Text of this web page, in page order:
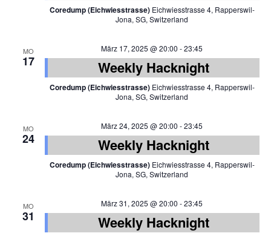
Coredump (Eichwiesstrasse) Eichwiesstrasse 4, Rapperswil-
Jona, SG, Switzerland
MO
17
März 17, 2025 @ 20:00 -23:45
Weekly Hacknight
Coredump (Eichwiesstrasse) Eichwiesstrasse 4, Rapperswil-
Jona, SG, Switzerland
MO
24
März 24, 2025 @ 20:00 -23:45
Weekly Hacknight
Coredump (Eichwiesstrasse) Eichwiesstrasse 4, Rapperswil-
Jona, SG, Switzerland
MO
31
März 31, 2025 @ 20:00 -23:45
Weekly Hacknight